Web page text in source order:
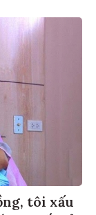
tôi xấu